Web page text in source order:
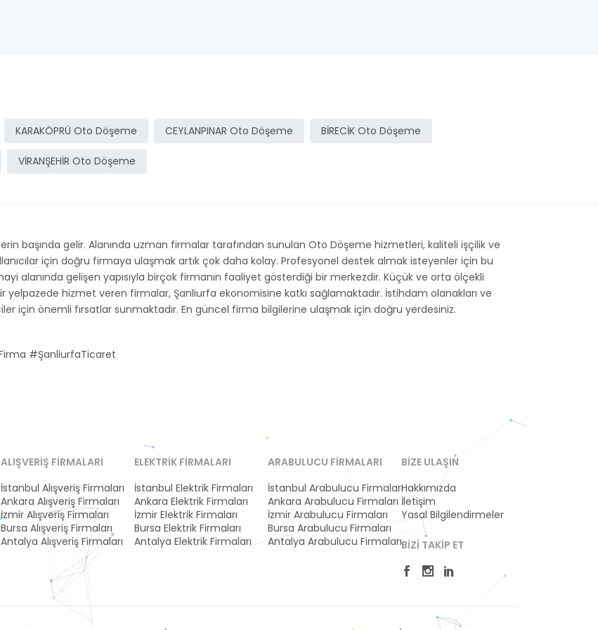
KARAKÖPRÜ Oto Döşeme CEYLANPINAR Oto Döşeme BİRECİK Oto Döşeme
VİRANŞEHİR Oto Döşeme
başında gelir. Alanında uzman firmalar tarafından sunulan Oto Döşeme hizmetleri, kaliteli işçilik ve
için doğru firmaya ulaşmak artık çok daha kolay. Profesyonel destek almak isteyenler için bu
alanında gelişen yapısıyla birçok firmanın faaliyet gösterdiği bir merkezdir. Küçük ve orta ölçekli
hizmet veren firmalar, Şanliurfa ekonomisine katkı sağlamaktadır. İstihdam olanakları ve
için önemli fırsatlar sunmaktadır. En güncel firma bilgilerine ulaşmak için doğru yerdesiniz.
#ŞanliurfaTicaret
ALIŞVERIŞ FIRMALARI
İstanbul Alışveriş Firmaları
Ankara Alışveriş Firmaları
İzmir Alışveriş Firmaları
Bursa Alışveriş Firmaları
Antalya Alışveriş Firmaları
ELEKTRIK FIRMALARI
İstanbul Elektrik Firmaları
Ankara Elektrik Firmaları
İzmir Elektrik Firmaları
Bursa Elektrik Firmaları
Antalya Elektrik Firmaları
ARABULUCU FIRMALARI
İstanbul Arabulucu Firmaları
Ankara Arabulucu Firmaları
İzmir Arabulucu Firmaları
Bursa Arabulucu Firmaları
Antalya Arabulucu Firmaları
BIZE ULAŞIN
Hakkımızda
İletişim
Yasal Bilgilendirmeler
BIZI TAKIP ET